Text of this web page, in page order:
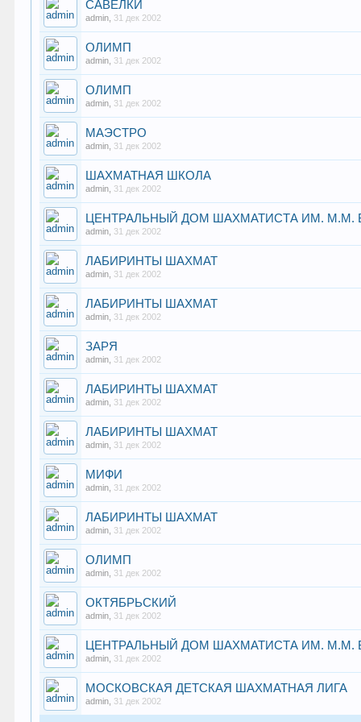
САВЁЛКИ
admin 31 дек 2002
ОЛИМП
admin 31 дек 2002
ОЛИМП
admin 31 дек 2002
МАЭСТРО
admin 31 дек 2002
ШАХМАТНАЯ ШКОЛА
admin 31 дек 2002
ЦЕНТРАЛЬНЫЙ ДОМ ШАХМАТИСТА ИМ. М.М.
admin 31 дек 2002
ЛАБИРИНТЫ ШАХМАТ
admin 31 дек 2002
ЛАБИРИНТЫ ШАХМАТ
admin 31 дек 2002
ЗАРЯ
admin 31 дек 2002
ЛАБИРИНТЫ ШАХМАТ
admin 31 дек 2002
ЛАБИРИНТЫ ШАХМАТ
admin 31 дек 2002
МИФИ
admin 31 дек 2002
ЛАБИРИНТЫ ШАХМАТ
admin 31 дек 2002
ОЛИМП
admin 31 дек 2002
ОКТЯБРЬСКИЙ
admin 31 дек 2002
ЦЕНТРАЛЬНЫЙ ДОМ ШАХМАТИСТА ИМ. М.М.
admin 31 дек 2002
МОСКОВСКАЯ ДЕТСКАЯ ШАХМАТНАЯ ЛИГА
admin 31 дек 2002